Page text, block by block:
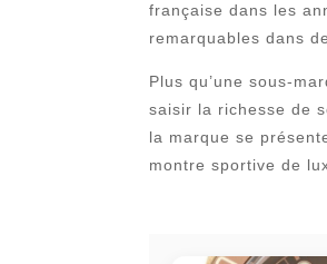
française dans les
remarquables dans
Plus qu’une sous-
saisir la richesse de
la marque se
montre sportive de